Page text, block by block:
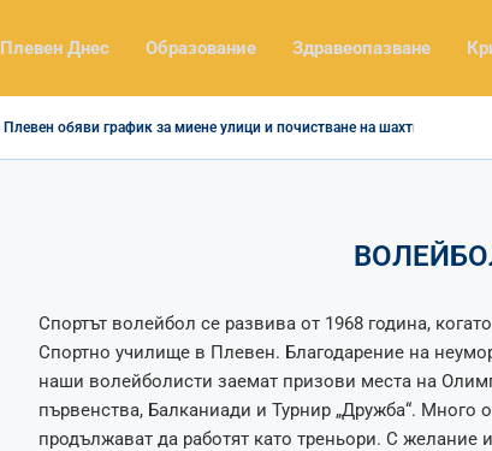
Плевен Днес Образование Здравеопазване
Плевен обяви график за миене улици и почистване на шахти
Спортът волейбол се развива от 1968 година,
Спортно училище в Плевен. Благодарение на
наши волейболисти заемат призови места на
първенства, Балканиади и Турнир „Дружба“. Много
продължават да работят като треньори. С желание